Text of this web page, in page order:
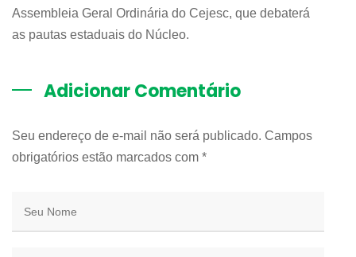
Assembleia Geral Ordinária do Cejesc, que debaterá
as pautas estaduais do Núcleo.
Adicionar Comentário
Seu endereço de e-mail não será publicado. Campos
obrigatórios estão marcados com *